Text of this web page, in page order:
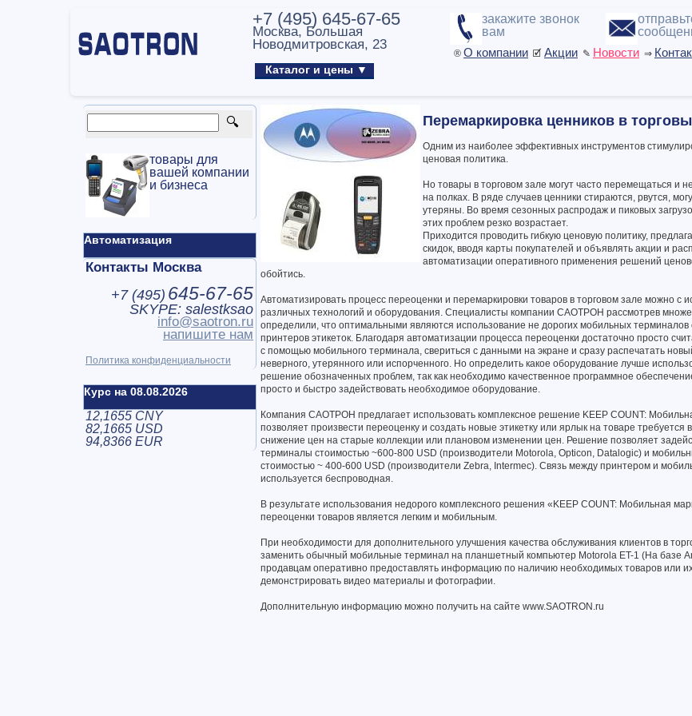
+7 (495) 645-67-65
Москва, Большая
Новодмитровская, 23
Каталог и цены ▼
закажите звонок
вам
® О компании 🗹 Акции ✎ Новости ⇒
товары для
вашей компании
и бизнеса
Автоматизация
Контакты Москва
+7 (495) 645-67-65
SKYPE: salestksao
info@saotron.ru
напишите нам
Политика конфиденциальности
Курс на 08.08.2026
12,1655 CNY
82,1665 USD
94,8366 EUR
Перемаркировка ценников в
Одним из наиболее эффективных инструментов
ценовая политика.
Но товары в торговом зале могут часто перемещаться и
на полках. В ряде случаев ценники стираются, рвутся,
утеряны. Во время сезонных распродаж и пиковых
этих проблем резко возрастает.
Приходится проводить гибкую ценовую политику,
скидок, вводя карты покупателей и объявлять акции и
автоматизации оперативного применения решений
обойтись.
Автоматизировать процесс переоценки и перемаркировки товаров в торговом зале можно с
различных технологий и оборудования. Специалисты компании САОТРОН рассмотрев
определили, что оптимальными являются использование не дорогих мобильных терминалов
принтеров этикеток. Благодаря автоматизации процесса переоценки достаточно просто
с помощью мобильного терминала, свериться с данными на экране и сразу распечатать
неверного, утерянного или испорченного. Но определить какое оборудование лучше
решение обозначенных проблем, так как необходимо качественное программное
просто и быстро задействовать необходимое оборудование.
Компания САОТРОН предлагает использовать комплексное решение KEEP COUNT:
позволяет произвести переоценку и создать новые этикетку или ярлык на товаре требуется
снижение цен на старые коллекции или плановом изменении цен. Решение позволяет
терминалы стоимостью ~600-800 USD (производители Motorola, Opticon, Datalogic) и
стоимостью ~ 400-600 USD (производители Zebra, Intermec). Связь между принтером и
используется беспроводная.
В результате использования недорого комплексного решения «KEEP COUNT: Мобильная
переоценки товаров является легким и мобильным.
При необходимости для дополнительного улучшения качества обслуживания клиентов в
заменить обычный мобильные терминал на планшетный компьютер Motorola ET-1 (На базе
продавцам оперативно предоставлять информацию по наличию необходимых товаров или
демонстрировать видео материалы и фотографии.
Дополнительную информацию можно получить на сайте www.SAOTRON.ru